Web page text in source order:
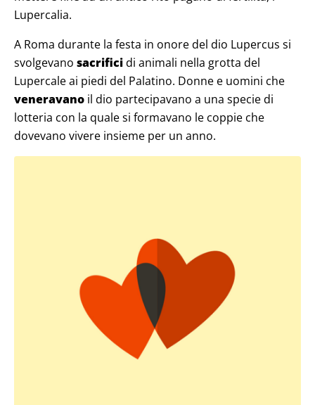
Lupercalia.
A Roma durante la festa in onore del dio Lupercus si
svolgevano sacrificidi animali nella grotta del
Lupercale ai piedi del Palatino. Donne e uomini che
veneravano il dio partecipavano a una specie di
lotteria con la quale si formavano le coppie che
dovevano vivere insieme per un anno.